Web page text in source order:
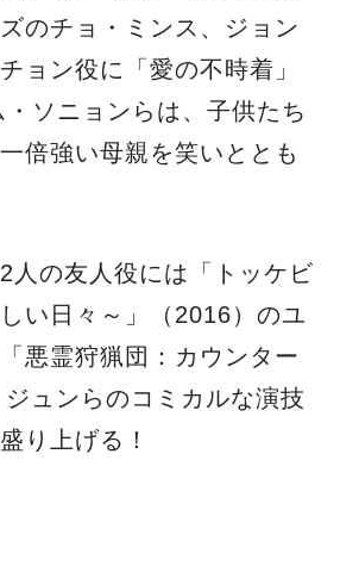
のチョ・ミンス、ジョン
ョン役に「愛の不時着」
・ソニョンらは、子供たち
倍強い母親を笑いととも
人の友人役には「トッケビ
い日々～」（2016）のユ
悪霊狩猟団：カウンター
ュンらのコミカルな演技
り上げる！